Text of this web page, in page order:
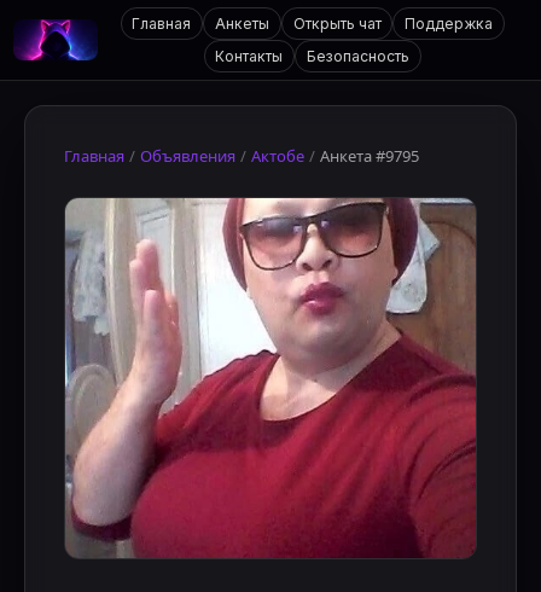
Главная Анкеты Открыть чат
Поддержка
Контакты
Безопасность
Главная / Объявления / Актобе / Анкета #9795